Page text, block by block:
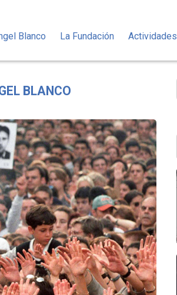
Blanco La Fundación Actividades
BLANCO